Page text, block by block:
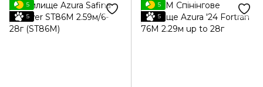
5
5
5
5